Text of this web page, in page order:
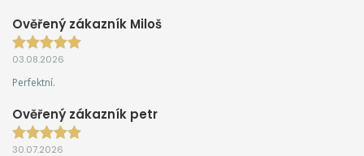
Ověřený zákazník Miloš
03.08.2026
Perfektní.
Ověřený zákazník petr
30.07.2026